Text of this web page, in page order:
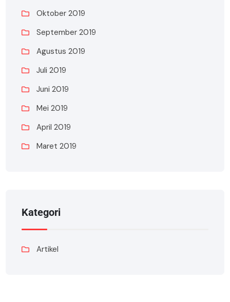
Oktober 2019
September 2019
Agustus 2019
Juli 2019
Juni 2019
Mei 2019
April 2019
Maret 2019
Kategori
Artikel